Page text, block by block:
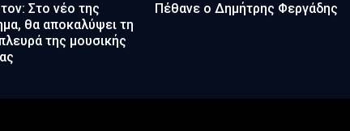
Στο νέο της
θα αποκαλύψει τη
της μουσικής
Πέθανε ο Δημήτρης Φεργάδης